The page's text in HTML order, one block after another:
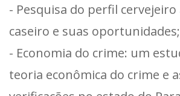
- Pesquisa do perfil
caseiro e suas oportunidades;
- Economia do crime: um
teoria econômica do crime e